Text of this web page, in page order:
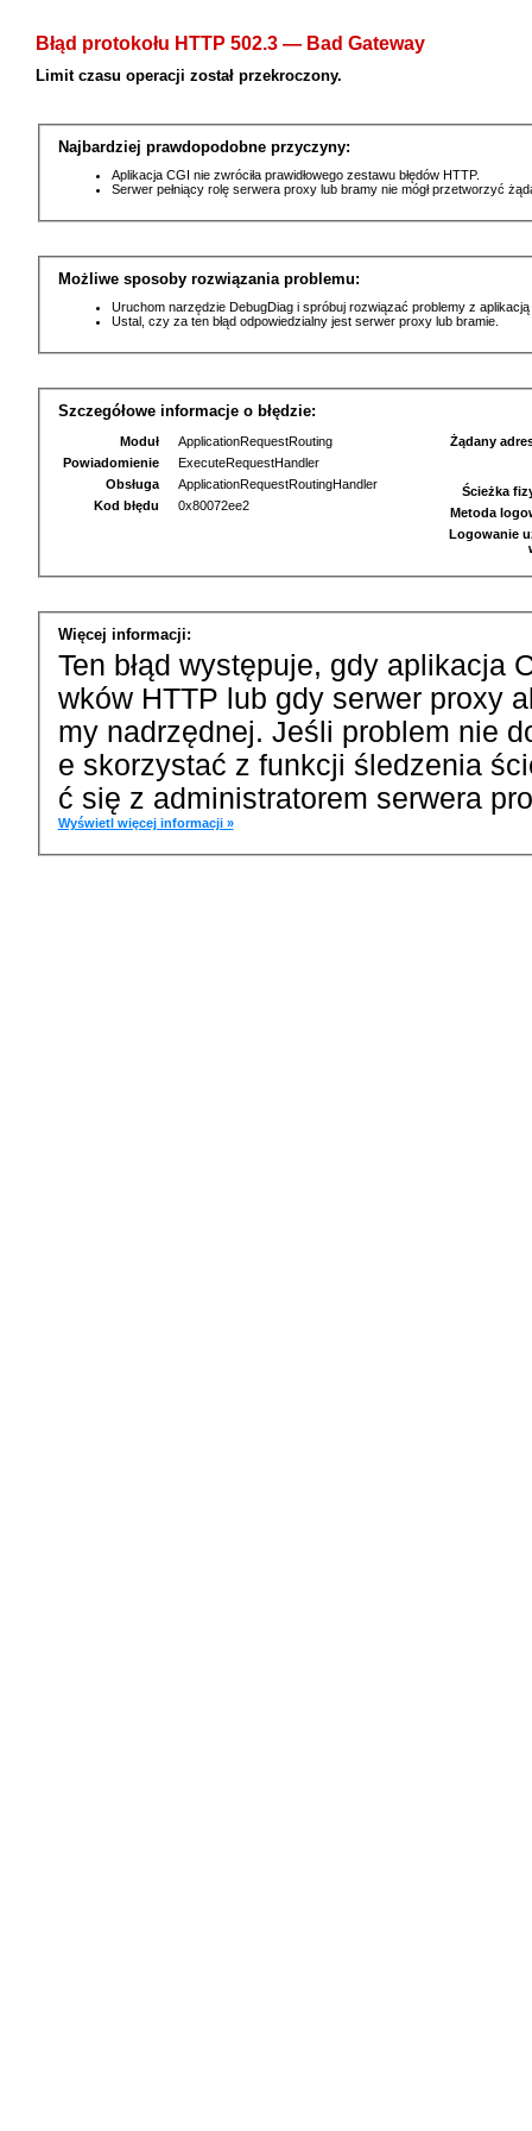
Błąd protokołu HTTP 502.3 — Bad Gateway
Limit czasu operacji został przekroczony.
Najbardziej prawdopodobne przyczyny:
Aplikacja CGI nie zwróciła prawidłowego zestawu błędów HTTP.
Serwer pełniący rolę serwera proxy lub bramy nie mógł przetworzyć
Możliwe sposoby rozwiązania problemu:
Uruchom narzędzie DebugDiag i spróbuj rozwiązać problemy z
Ustal, czy za ten błąd odpowiedzialny jest serwer proxy lub bramie.
Szczegółowe informacje o błędzie:
Moduł
ApplicationRequestRouting
Powiadomienie
ExecuteRequestHandler
Obsługa
ApplicationRequestRoutingHandler
Kod błędu
0x80072ee2
Żądany
Ścieżka
Metoda
Logowanie
Więcej informacji:
Ten błąd występuje, gdy aplikacja
wków HTTP lub gdy serwer proxy
my nadrzędnej. Jeśli problem nie
e skorzystać z funkcji śledzenia
ć się z administratorem serwera
Wyświetl więcej informacji »